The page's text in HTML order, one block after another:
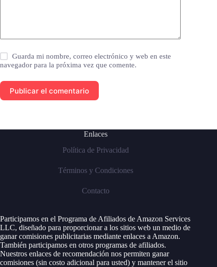
Guarda mi nombre, correo electrónico y web en este
navegador para la próxima vez que comente.
Publicar el comentario
Enlaces
Política de Privacidad
Términos y Condiciones
Contacto
Participamos en el Programa de Afiliados de Amazon Services
LLC, diseñado para proporcionar a los sitios web un medio de
ganar comisiones publicitarias mediante enlaces a Amazon.
También participamos en otros programas de afiliados.
Nuestros enlaces de recomendación nos permiten ganar
comisiones (sin costo adicional para usted) y mantener el sitio